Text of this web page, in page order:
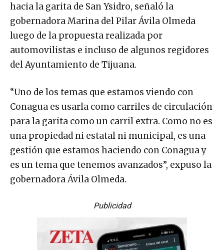
hacia la garita de San Ysidro, señaló la
gobernadora Marina del Pilar Ávila Olmeda
luego de la propuesta realizada por
automovilistas e incluso de algunos regidores
del Ayuntamiento de Tijuana.
“Uno de los temas que estamos viendo con
Conagua es usarla como carriles de circulación
para la garita como un carril extra. Como no es
una propiedad ni estatal ni municipal, es una
gestión que estamos haciendo con Conagua y
es un tema que tenemos avanzados”, expuso la
gobernadora Ávila Olmeda.
Publicidad